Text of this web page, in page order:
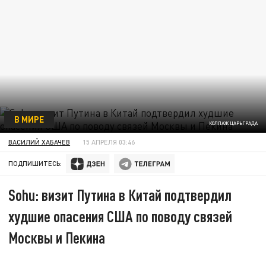
КОЛЛАЖ ЦАРЬГРАДА
В МИРЕ
ВАСИЛИЙ ХАБАЧЕВ 15 АПРЕЛЯ 03:46
ПОДПИШИТЕСЬ:
Sohu: визит Путина в Китай подтвердил
худшие опасения США по поводу связей
Москвы и Пекина